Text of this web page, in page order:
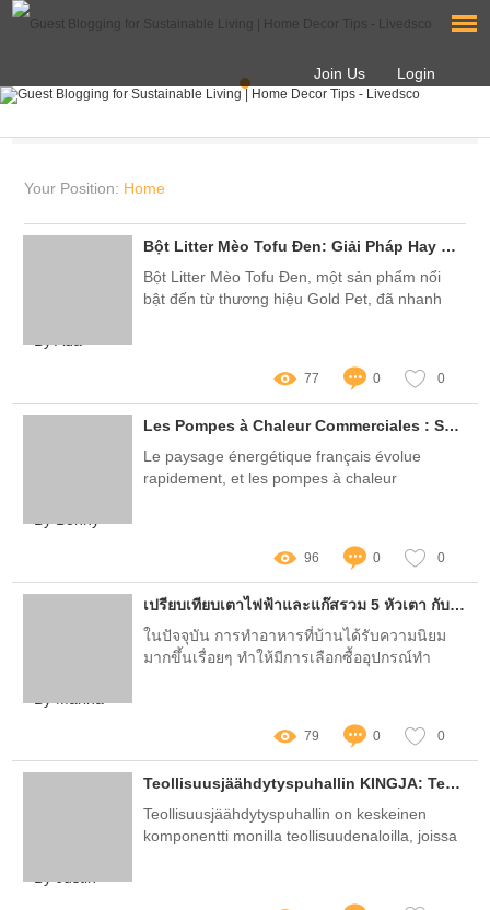
Join Us Login
Your Position: Home
Bột Litter Mèo Tofu Đen: Giải Pháp Hay Gánh Nặng Cho Người Nuôi Mèo? Khám Phá Những Vấn Đề Nóng Hổi!
Bột Litter Mèo Tofu Đen, một sản phẩm nổi
bật đến từ thương hiệu Gold Pet, đã nhanh
77 0 0
Les Pompes à Chaleur Commerciales : Sont-elles la Solution Magique pour un Avenir Énergétique Durable en France ?
Le paysage énergétique français évolue
rapidement, et les pompes à chaleur
cherchant à réduire leur empreinte carbone
tout en optimisant leurs coûts énergétiques
96 0 0
เปรียบเทียบเตาไฟฟ้าและแก๊สรวม 5 หัวเตา กับรุ่นอื่น
ในปัจจุบัน การทำอาหารที่บ้านได้รับความนิยม
มากขึ้นเรื่อยๆ ทำให้มีการเลือกซื้ออุปกรณ์ทำ
บทความนี้เราจะมาเปรียบเทียบเตาไฟฟ้าและแก๊ส
จากแบรนด์ Lavanox กับผลิตภัณฑ์ที่น่าสนใจอีก
สองรุ่น เพื่อช่วยให้คุณได้เลือกเตาที่เหมาะกับการ
ใช้งานและความสะดวกมากที่สุด
79 0 0
Teollisuusjäähdytyspuhallin KINGJA: Tehokkuutta ja Luotettavuutta Teollisuuteen
Teollisuusjäähdytyspuhallin on keskeinen
komponentti monilla teollisuudenaloilla, joissa
By Justin